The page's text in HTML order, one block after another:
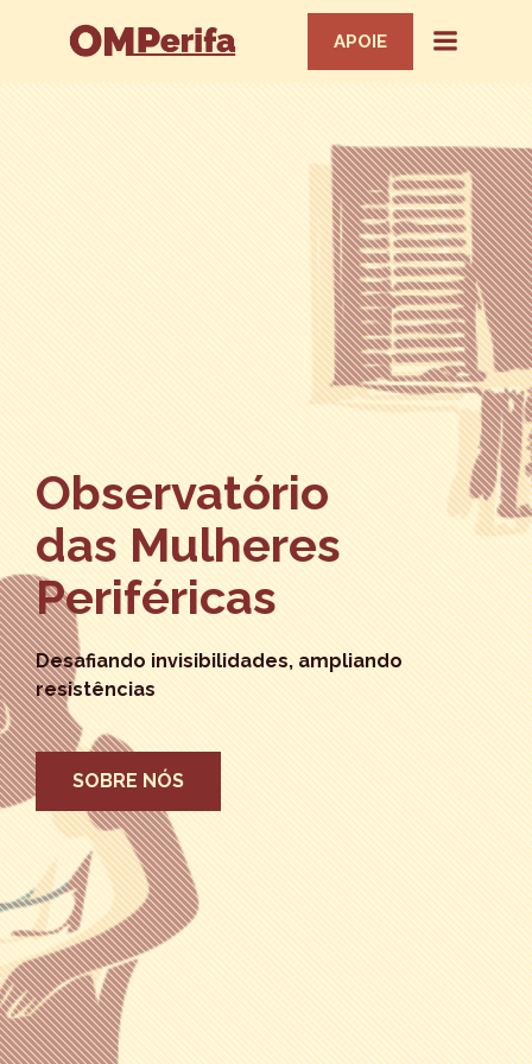
APOIE
Observatório
das Mulheres
Periféricas
Desafiando invisibilidades, ampliando
resistências
SOBRE NÓS